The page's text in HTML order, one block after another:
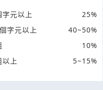
字元以上
25%
字元以上
40~50%
10%
以上 5~15%